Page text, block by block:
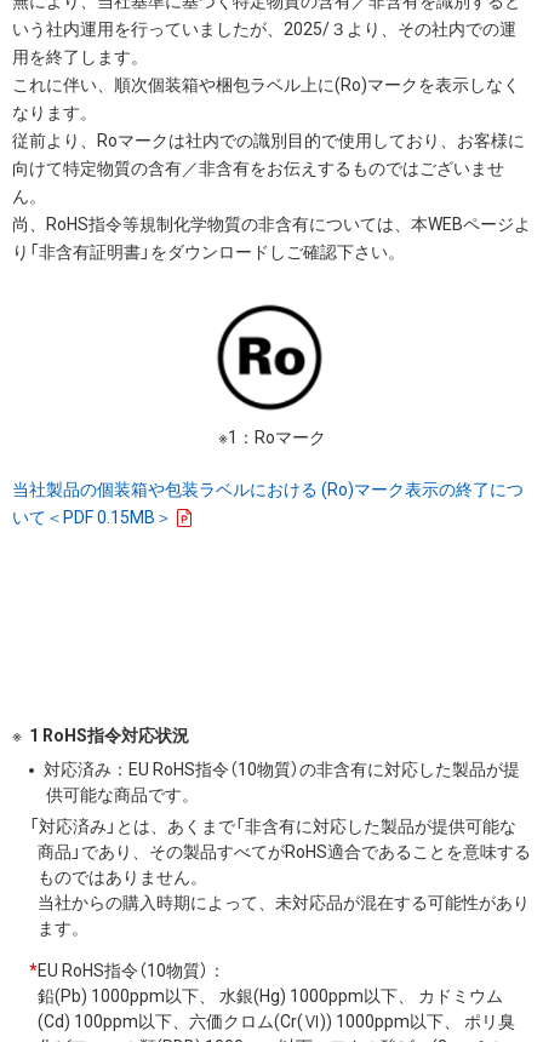
いう社内運用を行っていましたが、2025/３より、その社内での運
用を終了します。
これに伴い、順次個装箱や梱包ラベル上に(Ro)マークを表示しなく
なります。
従前より、Roマークは社内での識別目的で使用しており、お客様に
向けて特定物質の含有／非含有をお伝えするものではございませ
ん。
尚、RoHS指令等規制化学物質の非含有については、本WEBページよ
り「非含有証明書」をダウンロードしご確認下さい。
※1：Roマーク
当社製品の個装箱や包装ラベルにおける (Ro)マーク表示の終了につ
いて＜PDF 0.15MB＞
1 RoHS指令対応状況
対応済み：EU RoHS指令（10物質）の非含有に対応した製品が提
供可能な商品です。
「対応済み」とは、あくまで「非含有に対応した製品が提供可能な
商品」であり、その製品すべてがRoHS適合であることを意味する
ものではありません。
当社からの購入時期によって、未対応品が混在する可能性があり
ます。
*EU RoHS指令（10物質）：
鉛(Pb) 1000ppm以下、 水銀(Hg) 1000ppm以下、 カドミウム
(Cd) 100ppm以下、六価クロム(Cr(Ⅵ)) 1000ppm以下、 ポリ臭